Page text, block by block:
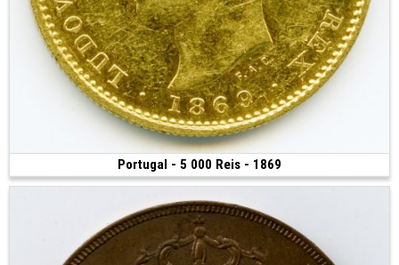
Portugal - 5 000 Reis - 1869
(1869 • Lisbonne • 8.88 g • 23 mm)